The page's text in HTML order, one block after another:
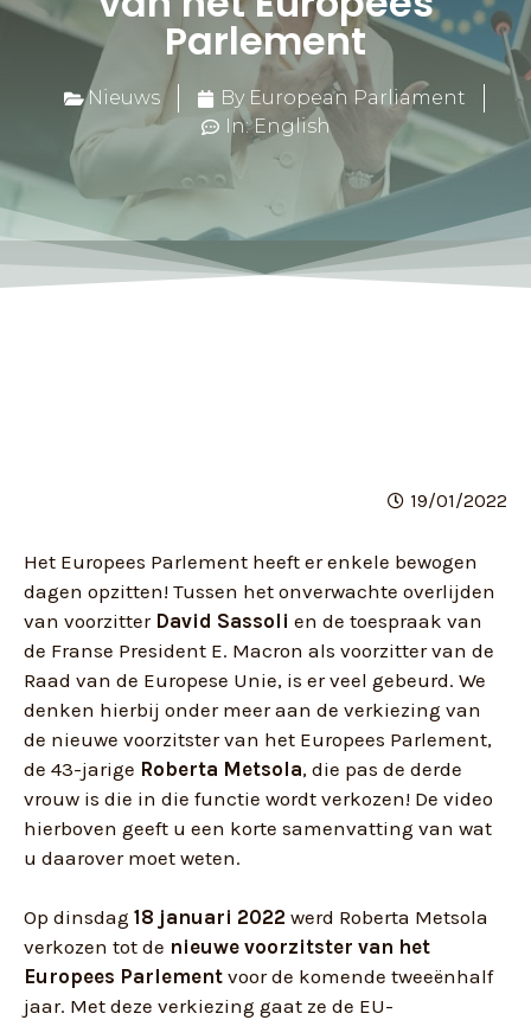
Parlement
Nieuws
By European Parliament
In: English
19/01/2022
Het Europees Parlement heeft er enkele bewogen
dagen opzitten! Tussen het onverwachte overlijden
van voorzitter David Sassoli en de toespraak van
de Franse President E. Macron als voorzitter van de
Raad van de Europese Unie, is er veel gebeurd. We
denken hierbij onder meer aan de verkiezing van
de nieuwe voorzitster van het Europees Parlement,
de 43-jarige Roberta Metsola, die pas de derde
vrouw is die in die functie wordt verkozen! De video
hierboven geeft u een korte samenvatting van wat
u daarover moet weten.
Op dinsdag 18 januari 2022 werd Roberta Metsola
verkozen tot de nieuwe voorzitster van het
Europees Parlement voor de komende tweeënhalf
jaar. Met deze verkiezing gaat ze de EU-